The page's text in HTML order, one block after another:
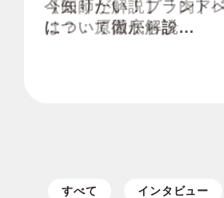
【医師が解説】「肉ア
は？：原因から診…
今知りたい！プラント
について徹底解説…
すべて インタビュー